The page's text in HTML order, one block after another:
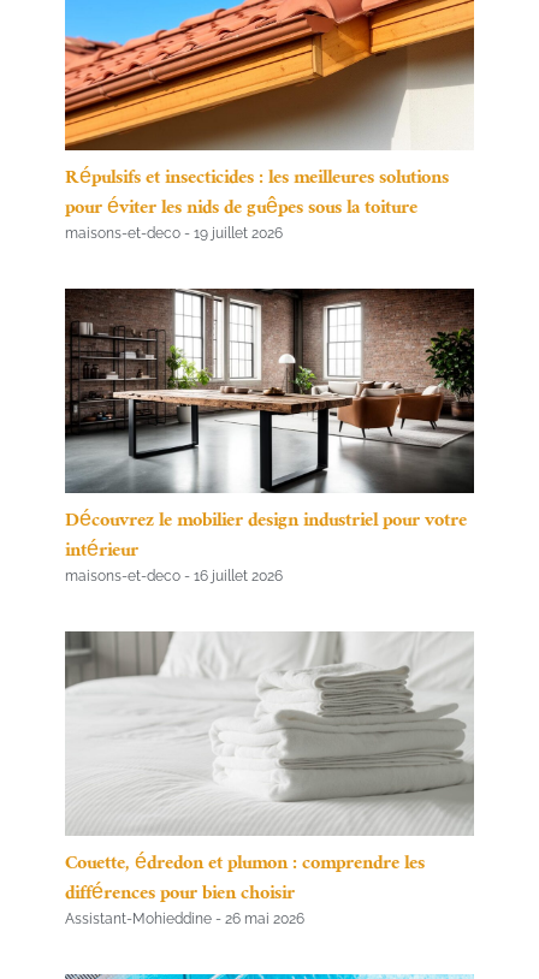
Répulsifs et insecticides : les meilleures solutions
pour éviter les nids de guêpes sous la toiture
maisons-et-deco 19 juillet 2026
Découvrez le mobilier design industriel pour votre
intérieur
maisons-et-deco 16 juillet 2026
Couette, édredon et plumon : comprendre les
différences pour bien choisir
Assistant-Mohieddine 26 mai 2026